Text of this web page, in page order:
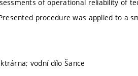
of operational reliability of
procedure was applied to a
vodní dílo Šance